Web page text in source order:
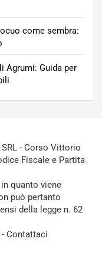
come sembra:
Agrumi: Guida per
- Corso Vittorio
Fiscale e Partita
quanto viene
può pertanto
della legge n. 62
Contattaci